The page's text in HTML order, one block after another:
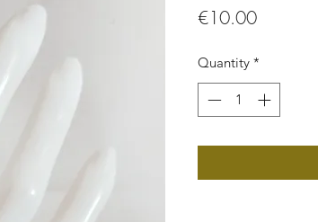
€10.00Price
Quantity *